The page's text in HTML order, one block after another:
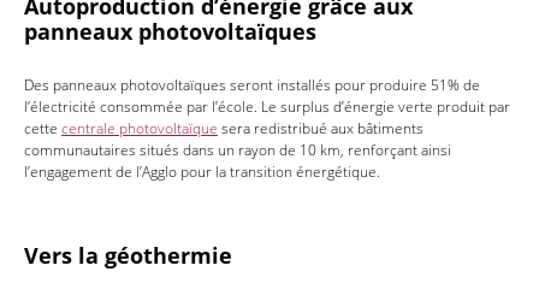
Autoproduction d’énergie grâce aux
panneaux photovoltaïques
Des panneaux photovoltaïques seront installés pour produire 51% de
l’électricité consommée par l’école. Le surplus d’énergie verte produit par
cette centrale photovoltaïque sera redistribué aux bâtiments
communautaires situés dans un rayon de 10 km, renforçant ainsi
l’engagement de l’Agglo pour la transition énergétique.
Vers la géothermie